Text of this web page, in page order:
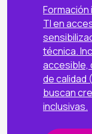
TI en
técnica.
accesible,
de calidad
buscan
inclusivas.